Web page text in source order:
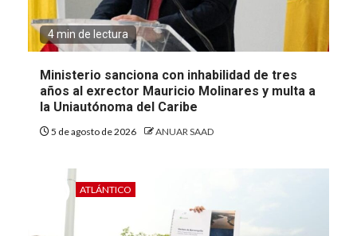
4 min de lectura
Ministerio sanciona con inhabilidad de tres
años al exrector Mauricio Molinares y multa a
la Uniautónoma del Caribe
5 de agosto de 2026 ANUAR SAAD
ATLÁNTICO